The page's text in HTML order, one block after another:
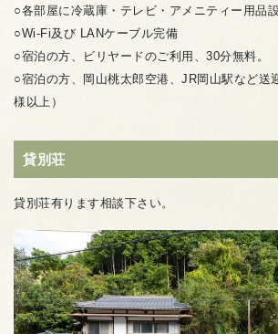
○各部屋に冷蔵庫・テレビ・アメニティー用品
○Wi-Fi及び LANケーブル完備
○宿泊の方、ビリヤードのご利用、30分無料。
○宿泊の方、岡山桃太郎空港、JR岡山駅など送
様以上）
貸別荘
貸別荘有ります相談下さい。